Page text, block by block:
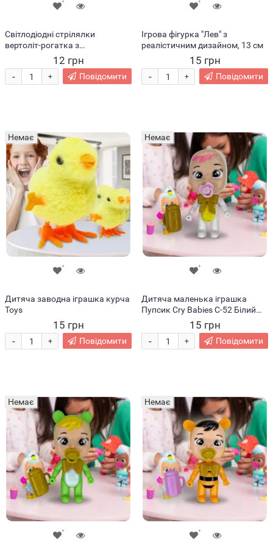
Світлодіодні стрілялки
вертоліт-рогатка з
парашутиками в асортименті
12 грн
+
- Повідомити
Ігрова фігурка "Лев" з
реалістичним дизайном, 13 см
15 грн
+
- Повідомити
Немає
Дитяча заводна іграшка курча
Toys
15 грн
+
- Повідомити
Немає
Дитяча маленька іграшка
Пупсик Cry Babies C-52 Білий
15 грн
+
- Повідомити
Немає Немає